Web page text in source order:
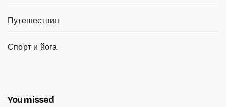
Путешествия
Спорт и йога
You missed